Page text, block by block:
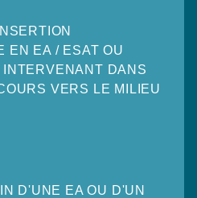
EN EA / ESAT OU
DANS
VERS LE MILIEU
D'UNE EA OU D'UN